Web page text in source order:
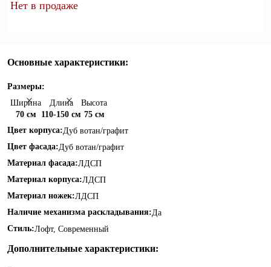
Нет в продаже
Основные характеристики:
Размеры:
Ширина
70 см
Длина
110-150 см
Высота
75 см
Цвет корпуса:Дуб вотан/графит
Цвет фасада:Дуб вотан/графит
Материал фасада:ЛДСП
Материал корпуса:ЛДСП
Материал ножек:ЛДСП
Наличие механизма раскладывания:Да
Стиль:Лофт, Современный
Дополнительные характеристики: